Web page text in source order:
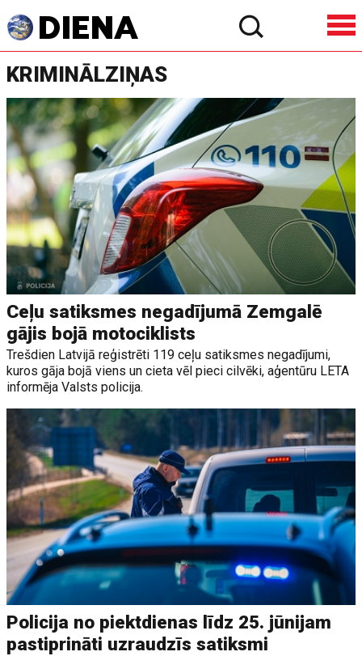
KRIMINĀLZIŅAS
Ceļu satiksmes negadījumā Zemgalē
gājis bojā motociklists
Trešdien Latvijā reģistrēti 119 ceļu satiksmes negadījumi,
kuros gāja bojā viens un cieta vēl pieci cilvēki, aģentūru LETA
informēja Valsts policija.
Policija no piektdienas līdz 25. jūnijam
pastiprināti uzraudzīs satiksmi